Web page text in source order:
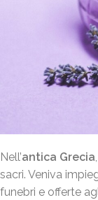
Nell’antica Grecia
sacri. Veniva
funebri e offerte